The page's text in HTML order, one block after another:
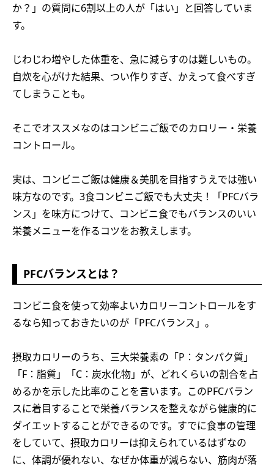
か？」の質問に6割以上の人が「はい」と回答していま
す。
じわじわ増やした体重を、急に減らすのは難しいもの。
自炊を心がけた結果、つい作りすぎ、かえって食べすぎ
てしまうことも。
そこでオススメなのはコンビニご飯でのカロリー・栄養
コントロール。
実は、コンビニご飯は健康＆美肌を目指すうえでは強い
味方なのです。3食コンビニご飯でも大丈夫！「PFCバラ
ンス」を味方につけて、コンビニ食でもバランスのいい
栄養メニューを作るコツをお教えします。
PFCバランスとは？
コンビニ食を使って効率よいカロリーコントロールをす
るなら知っておきたいのが「PFCバランス」。
摂取カロリーのうち、三大栄養素の「P：タンパク質」
「F：脂質」「C：炭水化物」が、どれくらいの割合を占
めるかを示した比率のことを言います。このPFCバラン
スに着目することで栄養バランスを整えながら健康的に
ダイエットすることができるのです。すでに食事の管理
をしていて、摂取カロリーは抑えられているはずなの
に、体調が優れない、なぜか体重が減らない、筋肉が落